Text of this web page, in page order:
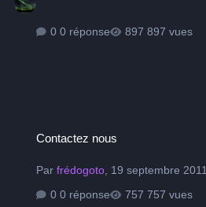
0 réponse 897 vues
Contactez nous
Parfrédogoto 19 septembre 2011
0 réponse
757 vues